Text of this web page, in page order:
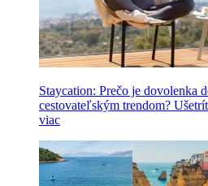
Staycation: Prečo je dovolenka
cestovateľským trendom?
viac